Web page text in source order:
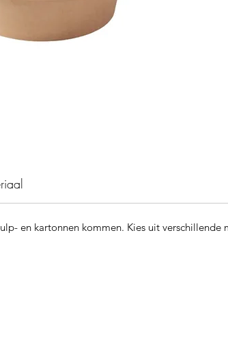
en kartonnen kommen. Kies uit verschillende